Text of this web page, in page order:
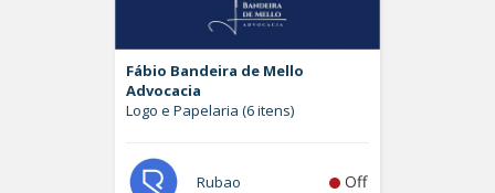
Fábio Bandeira de Mello
Advocacia
Logo e Papelaria (6 itens)
Rubao Off